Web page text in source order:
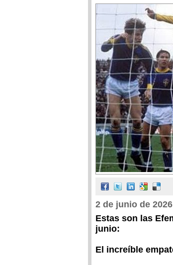
2 de junio de 2026
Estas son las
junio:
El increíble